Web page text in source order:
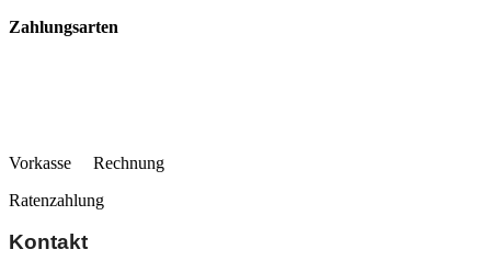
Zahlungsarten
Vorkasse Rechnung
Ratenzahlung
Kontakt